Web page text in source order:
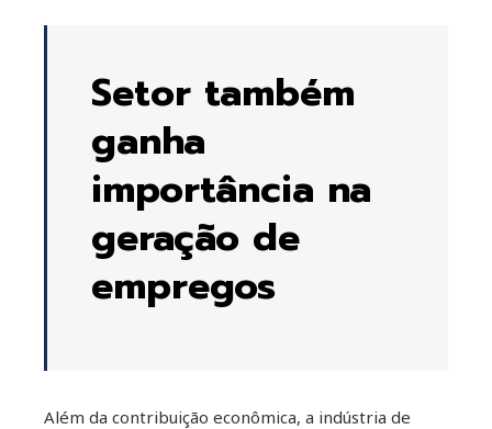
Setor também
ganha
importância na
geração de
empregos
Além da contribuição econômica, a indústria de